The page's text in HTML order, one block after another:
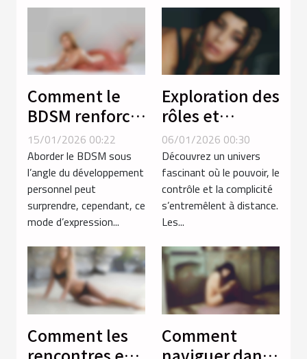
Comment le
BDSM renforce-
t-il la confiance
en soi chez les
femmes ?
15/01/2026 00:22
Aborder le BDSM sous
l’angle du développement
personnel peut
surprendre, cependant, ce
mode d’expression...
Exploration des
rôles et
dynamiques
en séances de
soumission par
téléphone
06/01/2026 00:30
Découvrez un univers
fascinant où le pouvoir, le
contrôle et la complicité
s’entremêlent à distance.
Les...
Comment les
Comment